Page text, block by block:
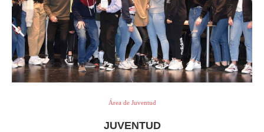
Área de Juventud
JUVENTUD